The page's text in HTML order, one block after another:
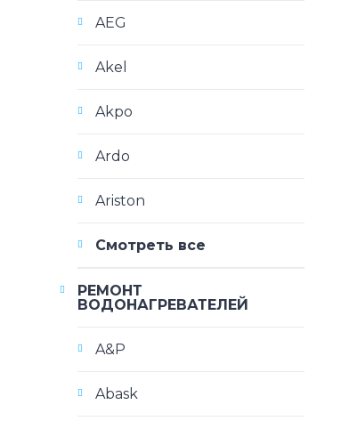
AEG
Akel
Akpo
Ardo
Ariston
Смотреть все
РЕМОНТ
ВОДОНАГРЕВАТЕЛЕЙ
A&P
Abask